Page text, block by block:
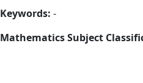
Keywords: -
Mathematics Subject